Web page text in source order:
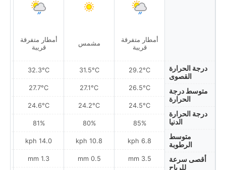
درجة الحرارة
القصوى
متوسط درجة
الحرارة
درجة الحرارة
الدنيا
متوسط
الرطوبة
أقصى سرعة
للرياح
أمطار متفرقة
قريبة
29.2°C
26.5°C
24.5°C
85%
6.8 kph
3.5 mm
مشمس
31.5°C
27.1°C
24.2°C
80%
10.8 kph
0.5 mm
أمطار متفرقة
قريبة
32.3°C
27.7°C
24.6°C
81%
14.0 kph
1.3 mm